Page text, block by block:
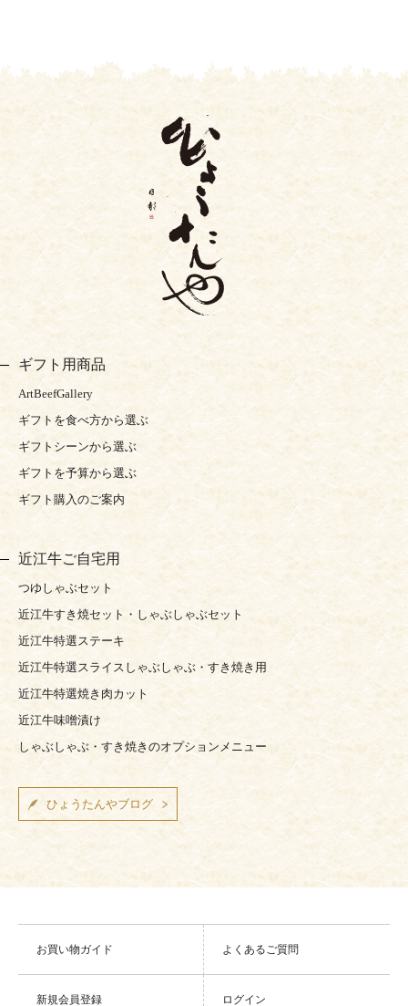
ギフト用商品
ArtBeefGallery
ギフトを食べ方から選ぶ
ギフトシーンから選ぶ
ギフトを予算から選ぶ
ギフト購入のご案内
近江牛ご自宅用
つゆしゃぶセット
近江牛すき焼セット・しゃぶしゃぶセット
近江牛特選ステーキ
近江牛特選スライスしゃぶしゃぶ・すき焼き用
近江牛特選焼き肉カット
近江牛味噌漬け
しゃぶしゃぶ・すき焼きのオプションメニュー
ひょうたんやブログ
お買い物ガイド よくあるご質問
新規会員登録 ログイン